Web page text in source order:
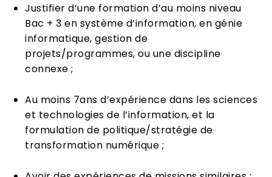
Justifier d’une formation d’au moins niveau
Bac + 3 en système d’information, en génie
informatique, gestion de
projets/programmes, ou une discipline
connexe ;
Au moins 7ans d’expérience dans les sciences
et technologies de l’information, et la
formulation de politique/stratégie de
transformation numérique ;